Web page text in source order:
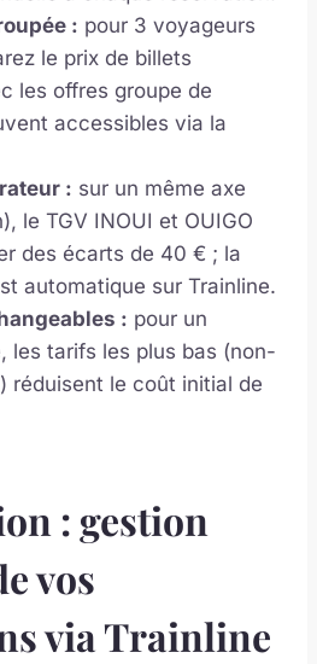
: pour 3 voyageurs
le prix de billets
les offres groupe de
accessibles via la
: sur un même axe
le TGV INOUI et OUIGO
des écarts de 40 € ; la
automatique sur Trainline.
: pour un
les tarifs les plus bas (non-
réduisent le coût initial de
: gestion
vos
via Trainline